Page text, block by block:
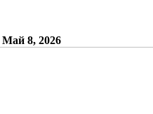
Май 8, 2026